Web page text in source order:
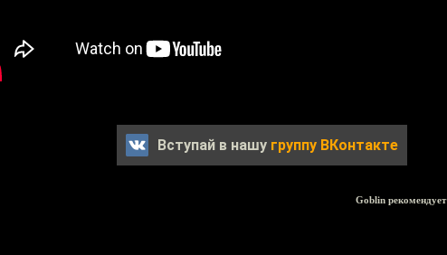
Вступай в нашу группу ВКонтакте
Goblin рекомендует